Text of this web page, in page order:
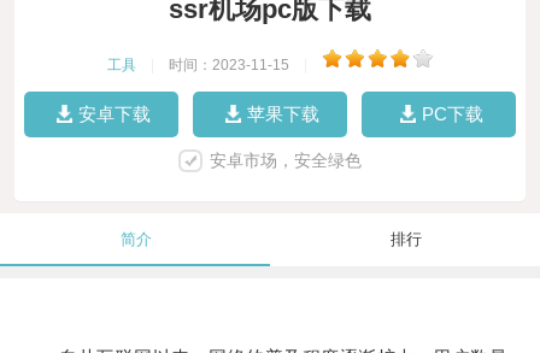
ssr机场pc版下载
工具 时间：2023-11-15
安卓下载 苹果下载 PC下载
安卓市场，安全绿色
简介 排行